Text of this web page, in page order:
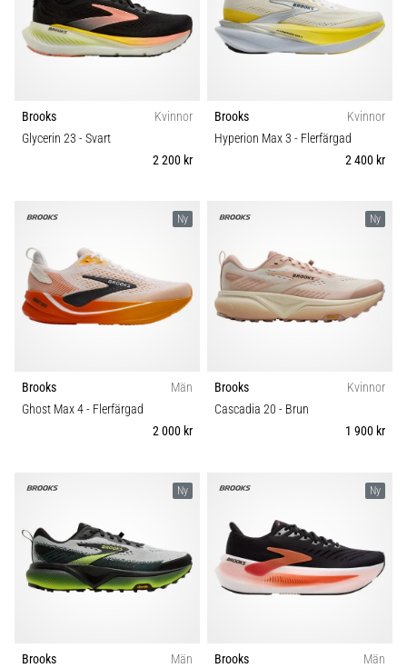
Brooks
Kvinnor
Glycerin 23 - Svart
2 200 kr
Brooks
Kvinnor
Hyperion Max 3 - Flerfärgad
2 400 kr
Ny
Brooks
Män
Ghost Max 4- Flerfärgad
2 000 kr
Ny
Brooks
Kvinnor
Cascadia 20 - Brun
1 900 kr
Ny
Brooks
Män
Ny
Brooks
Män